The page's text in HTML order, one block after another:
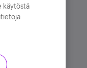
käytöstä